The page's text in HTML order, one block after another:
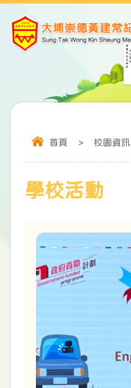
首頁 > 校園資訊
學校活動